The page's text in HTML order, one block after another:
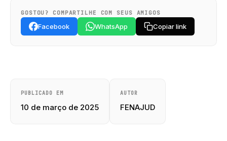
GOSTOU? COMPARTILHE COM SEUS AMIGOS
Facebook WhatsApp Copiar link
PUBLICADO EM
10 de março de 2025
AUTOR
FENAJUD